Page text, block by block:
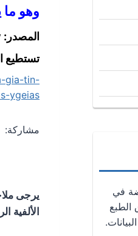
وهو
المصدر: politis.com.cy
تستطيع
gia-tin-
ygeias
مشاركة:
يرجى
الألفية
في
الطبع